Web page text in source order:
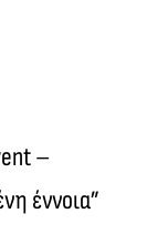
–
έννοια”